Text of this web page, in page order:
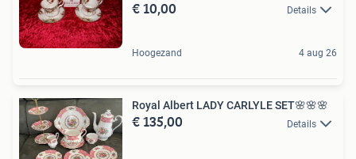
€ 10,00 Details
Hoogezand 4 aug 26
Royal Albert LADY CARLYLE SET🌸🌸🌸
€ 135,00 Details